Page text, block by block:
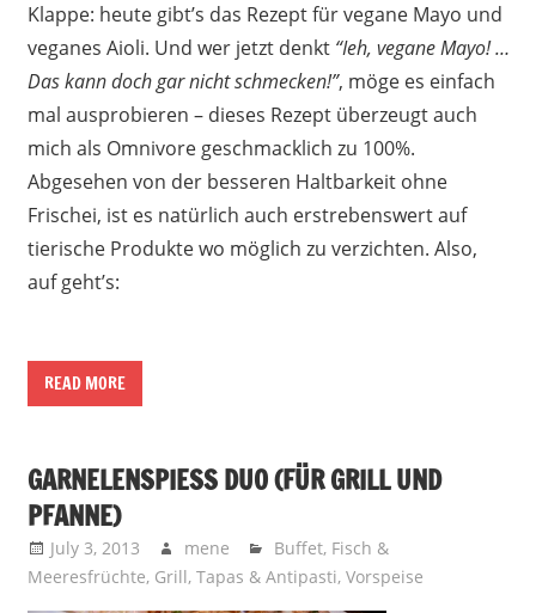
Klappe: heute gibt’s das Rezept für vegane Mayo und
veganes Aioli. Und wer jetzt denkt “Ieh, vegane Mayo! …
Das kann doch gar nicht schmecken!”, möge es einfach
mal ausprobieren – dieses Rezept überzeugt auch
mich als Omnivore geschmacklich zu 100%.
Abgesehen von der besseren Haltbarkeit ohne
Frischei, ist es natürlich auch erstrebenswert auf
tierische Produkte wo möglich zu verzichten. Also,
auf geht’s:
READ MORE
GARNELENSPIESS DUO (FÜR GRILL UND P
FANNE)
July 3, 2013 mene Buffet, Fisch &
Meeresfrüchte, Grill, Tapas & Antipasti, Vorspeise